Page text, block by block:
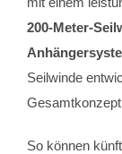
200-Meter-
Seilwinde
So können